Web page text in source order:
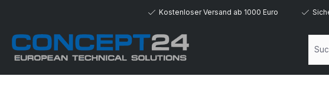
Kostenloser Versand ab 1000 Euro